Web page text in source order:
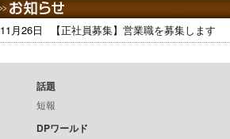
11月26日 【正社員募集】営業職を募集します
話題
短報
DPワールド